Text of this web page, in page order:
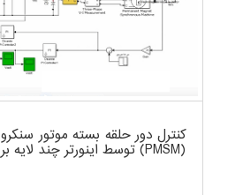
کنترل دور حلقه بسته موتور
(PMSM) توسط اینورتر چند لایه بر پایه SVPWM